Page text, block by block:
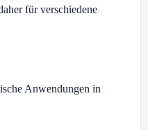
für verschiedene
Anwendungen in